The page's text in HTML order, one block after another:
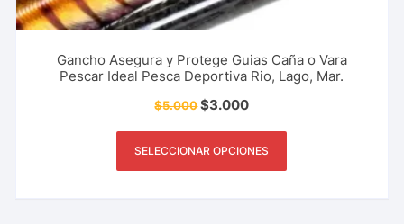
Gancho Asegura y Protege Guias Caña o Vara
Pescar Ideal Pesca Deportiva Rio, Lago, Mar.
$5.000$3.000
SELECCIONAR OPCIONES